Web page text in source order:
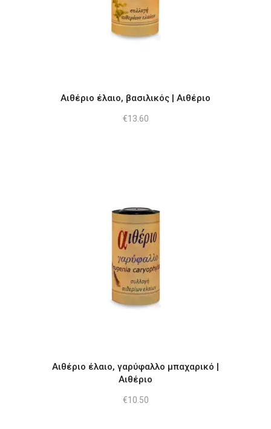
Αιθέριο έλαιο, βασιλικός | Αιθέριο
€13.60
Αιθέριο έλαιο, γαρύφαλλο μπαχαρικό |
Αιθέριο
€10.50